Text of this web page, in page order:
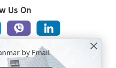
Us On
by Email